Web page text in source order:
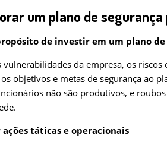
um plano de
de investir em um plano
vulnerabilidades da empresa, os
objetivos e metas de segurança ao
não são produtivos, e
ações táticas e operacionais